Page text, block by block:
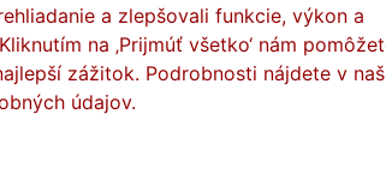
a zlepšovali funkcie, výkon a
na ‚Prijmúť všetko‘ nám
zážitok. Podrobnosti nájdete v
údajov.